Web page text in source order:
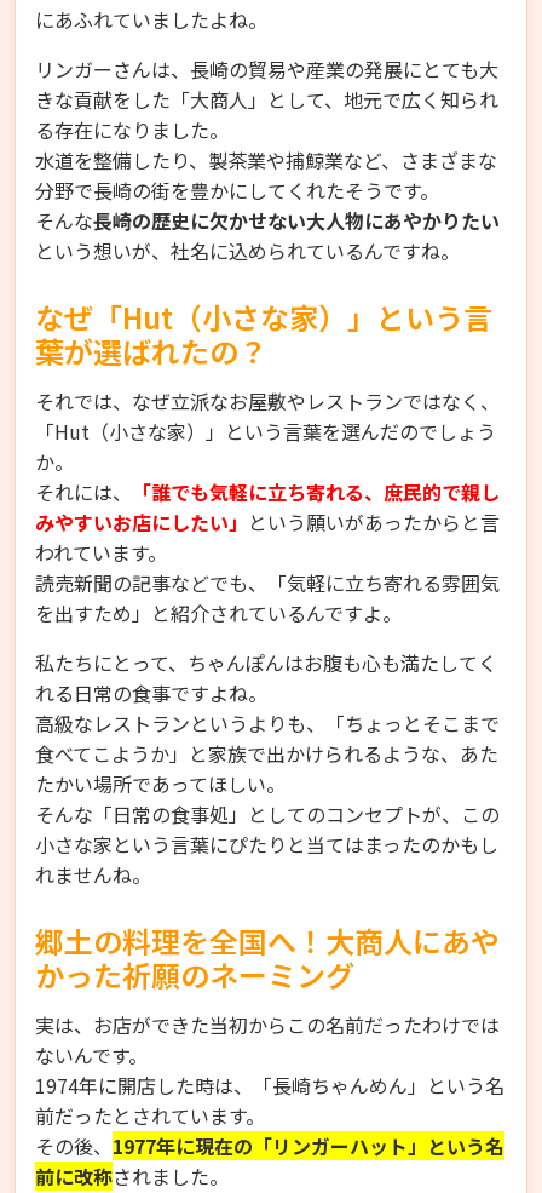
にあふれていましたよね。
リンガーさんは、長崎の貿易や産業の発展にとても大
きな貢献をした「大商人」として、地元で広く知られ
る存在になりました。
水道を整備したり、製茶業や捕鯨業など、さまざまな
分野で長崎の街を豊かにしてくれたそうです。
そんな長崎の歴史に欠かせない大人物にあやかりたい
という想いが、社名に込められているんですね。
なぜ「Hut（小さな家）」という言
葉が選ばれたの？
それでは、なぜ立派なお屋敷やレストランではなく、
「Hut（小さな家）」という言葉を選んだのでしょう
か。
それには、
「誰でも気軽に立ち寄れる、庶民的で親し
みやすいお店にしたい」 という願いがあったからと言
われています。
読売新聞の記事などでも、「気軽に立ち寄れる雰囲気
を出すため」と紹介されているんですよ。
私たちにとって、ちゃんぽんはお腹も心も満たしてく
れる日常の食事ですよね。
高級なレストランというよりも、「ちょっとそこまで
食べてこようか」と家族で出かけられるような、あた
たかい場所であってほしい。
そんな「日常の食事処」としてのコンセプトが、この
小さな家という言葉にぴたりと当てはまったのかもし
れませんね。
郷土の料理を全国へ！大商人にあや
かった祈願のネーミング
実は、お店ができた当初からこの名前だったわけでは
ないんです。
1974年に開店した時は、「長崎ちゃんめん」という名
前だったとされています。
その後、 1977年に現在の「リンガーハット」という名
前に改称されました。